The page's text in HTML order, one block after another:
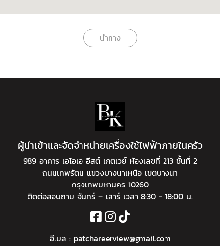
นำทาง
ผู้นำเข้าและจัดจำหน่ายเครื่องใช้ไฟฟ้าภายในครัว
989 อาคาร เอไอเอ อีสต์ เกตเวย์ ห้องเลขที่ 213 ชั้นที่ 2
ถนนเทพรัตน แขวงบางนาเหนือ เขตบางนา
กรุงเทพมหานคร 10260
ติดต่อสอบถาม จันทร์ – เสาร์ เวลา 8:30 - 18:00 น.
อีเมล : patchareerview@gmail.com